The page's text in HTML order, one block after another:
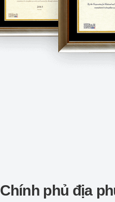
Chính phủ địa